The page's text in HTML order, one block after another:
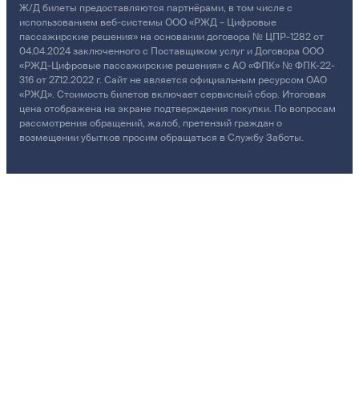
Ж/Д билеты предоставляются партнёрами, в том числе с
использованием веб-системы ООО «РЖД – Цифровые
пассажирские решения» на основании договора № ЦПР-1282 от
04.04.2024 заключенного с Поставщиком услуг и Договора ООО
«РЖД-Цифровые пассажирские решения» с АО «ФПК» № ФПК-22-
316 от 27.12.2022 г. Сайт не является официальным ресурсом ОАО
«РЖД». Стоимость билетов включает сервисный сбор. Итоговая
цена отображена на экране подтверждения покупки. По вопросам
рассмотрения обращений, жалоб, претензий граждан о
возмещении убытков просим обращаться в Службу Заботы.